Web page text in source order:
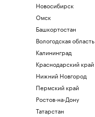
Новосибирск
Омск
Башкортостан
Вологодская область
Калининград
Краснодарский край
Нижний Новгород
Пермский край
Ростов-на-Дону
Татарстан